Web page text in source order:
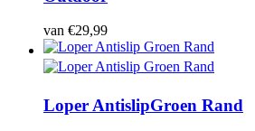
van €29,99
Loper AntislipGroen Rand